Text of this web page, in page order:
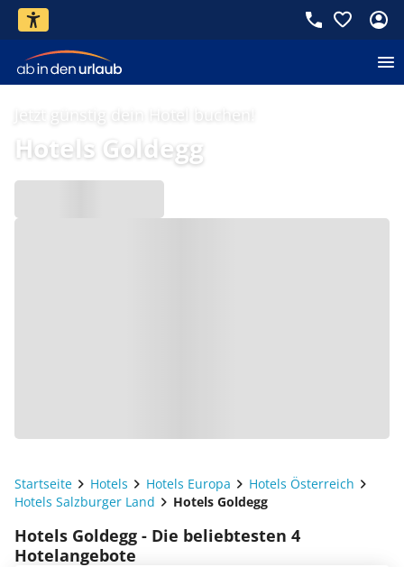
Jetzt günstig dein Hotel buchen!
Hotels Goldegg
Startseite Hotels Hotels Europa
Hotels Österreich
Hotels Salzburger Land
Hotels Goldegg
Hotels Goldegg - Die beliebtesten 4
Hotelangebote